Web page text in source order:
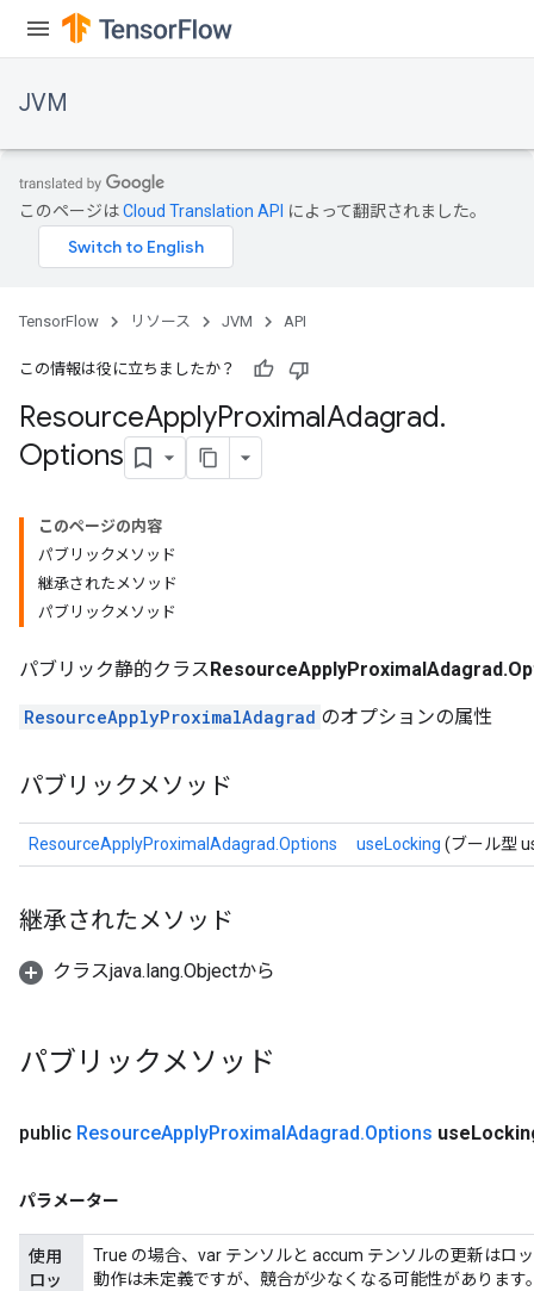
JVM
このページはCloud Translation API によって翻訳されました。
TensorFlow リソース JVM API
この情報は役に立ちましたか？
ResourceApplyProximalAdagrad.
Options
このページの内容
パブリックメソッド
継承されたメソッド
パブリックメソッド
パブリック静的クラス
ResourceApplyProximalAdagrad のオプションの属性
パブリックメソッド
ResourceApplyProximalAdagrad.Options useLocking (ブール型
継承されたメソッド
クラスjava.lang.Objectから
パブリックメソッド
public ResourceApplyProximalAdagrad.Options use
パラメーター
使用
ロッ
True の場合、var テンソルと accum テンソルの更新はロ
動作は未定義ですが、競合が少なくなる可能性があります